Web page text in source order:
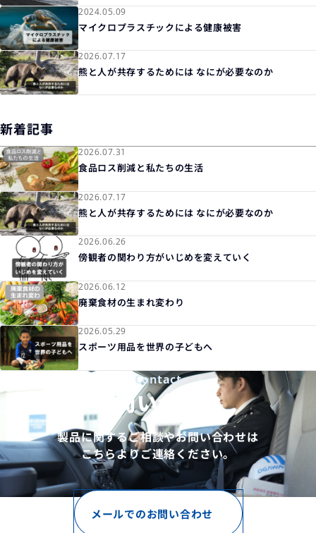
2024.05.09
マイクロプラスチックによる健康被害
2026.07.17
熊と人が共存するためには なにが必要なのか
新着記事
2026.07.31
食品ロス削減と私たちの生活
2026.07.17
熊と人が共存するためには なにが必要なのか
2026.06.26
傍観者の関わり方がいじめを変えていく
2026.06.12
廃棄食材の生まれ変わり
2026.05.29
スポーツ用品を世界の子どもへ
Contact
お問い合わせ
製品に関するご相談やお問い合わせは
こちらよりご連絡ください。
メールでのお問い合わせ